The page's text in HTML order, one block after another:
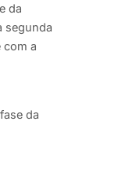
da
segunda
com a
da